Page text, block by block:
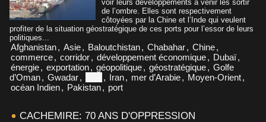
voir leurs développements à venir les sortir
de l’ombre. Elles sont respectivement
côtoyées par la Chine et l’Inde qui veulent
profiter de la situation géostratégique de ces ports pour l’essor de leurs
politiques...
Afghanistan, Asie, Baloutchistan, Chabahar, Chine,
commerce, corridor, développement économique, Dubaï,
énergie, exportation, géopolitique, géostratégique, Golfe
d’Oman, Gwadar, , Iran, mer d’Arabie, Moyen-Orient,
océan Indien, Pakistan, port
CACHEMIRE: 70 ANS D'OPPRESSION